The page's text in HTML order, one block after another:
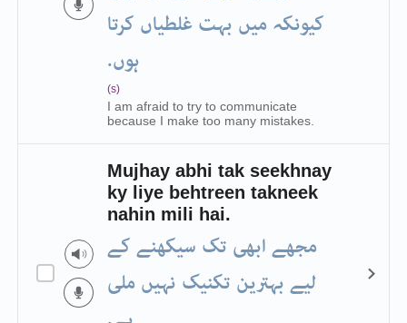
کیونکہ میں بہت غلطیاں کرتا
ہوں.
(s)
I am afraid to try to communicate
because I make too many mistakes.
Mujhay abhi tak seekhnay
ky liye behtreen takneek
nahin mili hai.
مجھے ابھی تک سیکھنے کے
لیے بہترین تکنیک نہیں ملی